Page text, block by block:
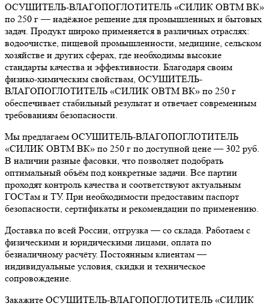
ОСУШИТЕЛЬ-ВЛАГОПОГЛОТИТЕЛЬ «СИЛИК ОВТМ ВК»
по 250 г — надёжное решение для промышленных и бытовых
задач. Продукт широко применяется в различных отраслях:
водоочистке, пищевой промышленности, медицине, сельском
хозяйстве и других сферах, где необходимы высокие
стандарты качества и эффективности. Благодаря своим
физико-химическим свойствам, ОСУШИТЕЛЬ-
ВЛАГОПОГЛОТИТЕЛЬ «СИЛИК ОВТМ ВК» по 250 г
обеспечивает стабильный результат и отвечает современным
требованиям безопасности.
Мы предлагаем ОСУШИТЕЛЬ-ВЛАГОПОГЛОТИТЕЛЬ
«СИЛИК ОВТМ ВК» по 250 г по доступной цене — 302 руб.
В наличии разные фасовки, что позволяет подобрать
оптимальный объём под конкретные задачи. Все партии
проходят контроль качества и соответствуют актуальным
ГОСТам и ТУ. При необходимости предоставим паспорт
безопасности, сертификаты и рекомендации по применению.
Доставка по всей России, отгрузка — со склада. Работаем с
физическими и юридическими лицами, оплата по
безналичному расчёту. Постоянным клиентам —
индивидуальные условия, скидки и техническое
сопровождение.
Закажите ОСУШИТЕЛЬ-ВЛАГОПОГЛОТИТЕЛЬ «СИЛИК